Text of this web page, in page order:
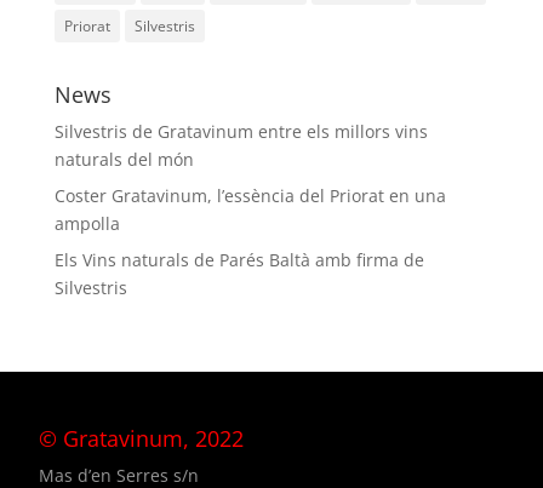
Priorat
Silvestris
News
Silvestris de Gratavinum entre els millors vins
naturals del món
Coster Gratavinum, l’essència del Priorat en una
ampolla
Els Vins naturals de Parés Baltà amb firma de
Silvestris
© Gratavinum, 2022
Mas d’en Serres s/n